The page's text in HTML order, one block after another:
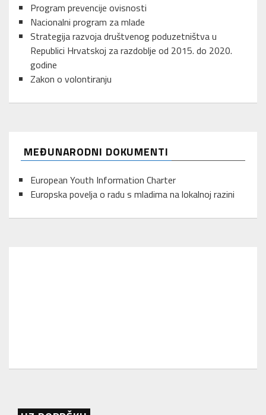
Program prevencije ovisnosti
Nacionalni program za mlade
Strategija razvoja društvenog poduzetništva u
Republici Hrvatskoj za razdoblje od 2015. do 2020.
godine
Zakon o volontiranju
MEĐUNARODNI DOKUMENTI
European Youth Information Charter
Europska povelja o radu s mladima na lokalnoj razini